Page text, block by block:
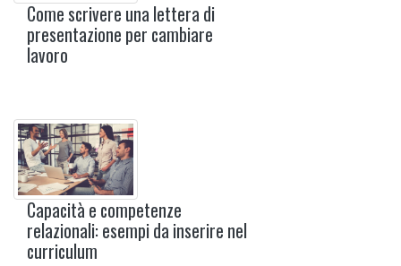
Come scrivere una lettera di
presentazione per cambiare
lavoro
Capacità e competenze
relazionali: esempi da inserire nel
curriculum